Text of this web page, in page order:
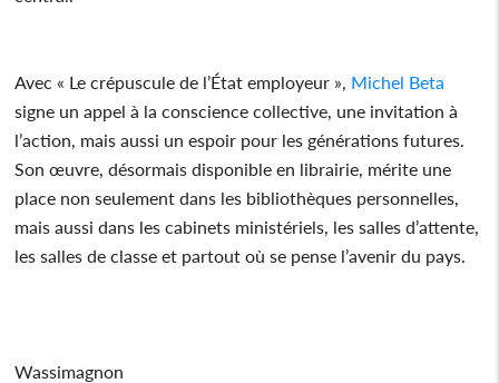
Avec « Le crépuscule de l’État employeur », Michel Beta
signe un appel à la conscience collective, une invitation à
l’action, mais aussi un espoir pour les générations futures.
Son œuvre, désormais disponible en librairie, mérite une
place non seulement dans les bibliothèques personnelles,
mais aussi dans les cabinets ministériels, les salles d’attente,
les salles de classe et partout où se pense l’avenir du pays.
Wassimagnon